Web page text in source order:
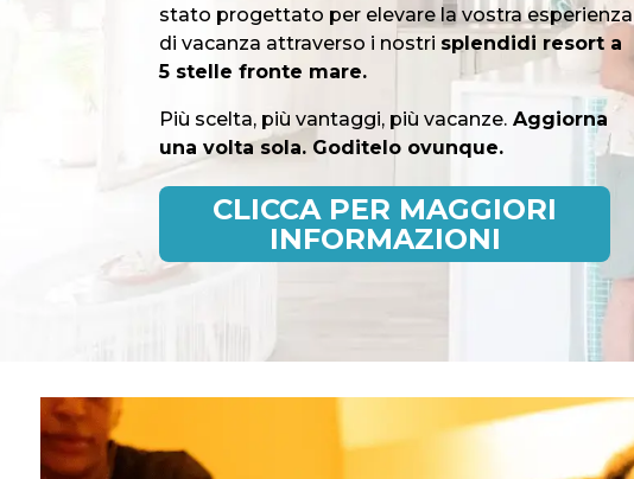
stato progettato per elevare la vostra esperienza
di vacanza attraverso i nostri splendidi resort a
5 stelle fronte mare.
Più scelta, più vantaggi, più vacanze. Aggiorna
una volta sola. Goditelo ovunque.
CLICCA PER MAGGIORI
INFORMAZIONI